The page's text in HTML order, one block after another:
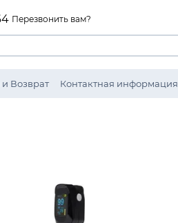
Перезвонить вам?
Возврат Контактная информация